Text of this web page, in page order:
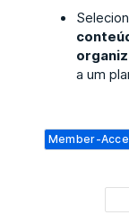
a um
Member-